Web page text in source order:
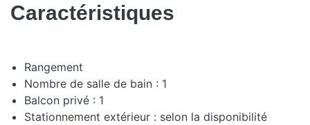
Caractéristiques
Rangement
Nombre de salle de bain : 1
Balcon privé : 1
Stationnement extérieur : selon la disponibilité